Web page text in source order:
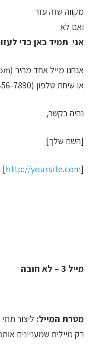
מקווה שזה עזר
ואם לא
אני תמיד כאן כדי
אנחנו מייל אחד מהיר (
או שיחת טלפון (123-456-7890) משם!
נהיה בקשר,
[השם שלך]
[
http://yoursite.com
]
מייל 3 – לא חובה
מטרת המייל: ליצור
רק מיילים שמעניינים